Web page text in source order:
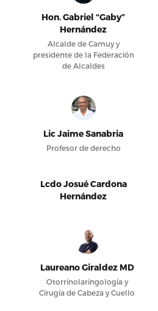
Hon. Gabriel “Gaby”
Hernández
Alcalde de Camuy y
presidente de la Federación
de Alcaldes
Lic Jaime Sanabria
Profesor de derecho
Lcdo Josué Cardona
Hernández
Laureano Giraldez MD
Otorrinolaringología y
Cirugía de Cabeza y Cuello